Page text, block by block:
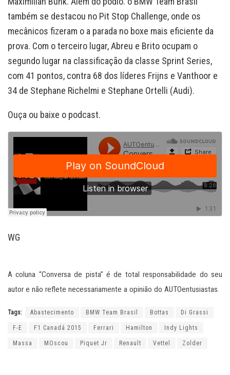
também se destacou no Pit Stop Challenge, onde os
mecânicos fizeram o a parada no boxe mais eficiente da
prova. Com o terceiro lugar, Abreu e Brito ocupam o
segundo lugar na classificação da classe Sprint Series,
com 41 pontos, contra 68 dos líderes Frijns e Vanthoor e
34 de Stephane Richelmi e Stephane Ortelli (Audi).
Ouça ou baixe o podcast.
WG
A coluna “Conversa de pista” é de total responsabilidade do seu
autor e não reflete necessariamente a opinião do AUTOentusiastas.
Tags: Abastecimento BMW Team Brasil Bottas Di Grassi
F-E F1 Canadá 2015 Ferrari Hamilton Indy Lights
Massa MOscou Piquet Jr Renault Vettel Zolder